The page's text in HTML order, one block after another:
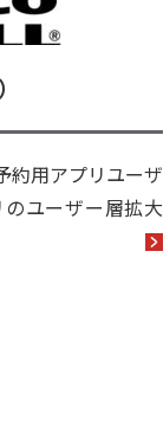
約用アプリユーザ
ユーザー層拡大